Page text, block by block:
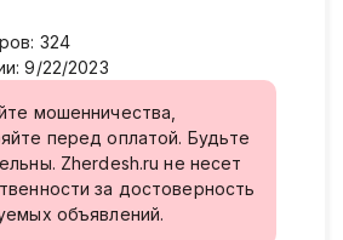
: 324
: 9/22/2023
мошенничества,
перед оплатой. Будьте
Zherdesh.ru не несет
за достоверность
объявлений.